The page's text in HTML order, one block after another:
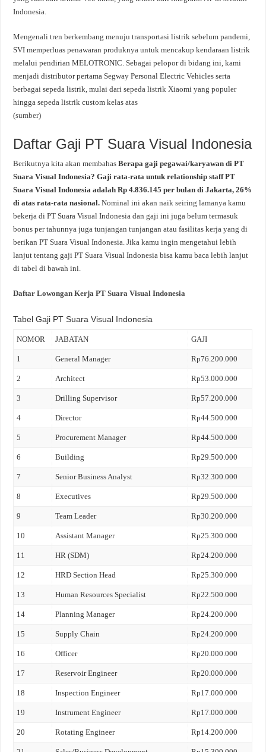
Indonesia.
Mengenali tren berkembang menuju transportasi listrik sebelum pandemi,
SVI memperluas penawaran produknya untuk mencakup kendaraan listrik
melalui pendirian MELOTRONIC. Sebagai pelopor di bidang ini, kami
menjadi distributor pertama Segway Personal Electric Vehicles serta
berbagai sepeda listrik, mulai dari sepeda listrik Xiaomi yang populer
hingga sepeda listrik custom kelas atas
(sumber)
Daftar Gaji PT Suara Visual Indonesia
Berikutnya kita akan membahasBerapa gaji pegawai/karyawan di PT
Suara Visual Indonesia? Gaji rata-rata untuk relationship staff PT
Suara Visual Indonesia adalah Rp 4.836.145 per bulan di Jakarta, 26%
di atas rata-rata nasional.Nominal ini akan naik seiring lamanya kamu
bekerja di PT Suara Visual Indonesia dan gaji ini juga belum termasuk
bonus per tahunnya juga tunjangan tunjangan atau fasilitas kerja yang di
berikan PT Suara Visual Indonesia. Jika kamu ingin mengetahui lebih
lanjut tentang gaji PT Suara Visual Indonesia bisa kamu baca lebih lanjut
di tabel di bawah ini.
Daftar Lowongan Kerja PT Suara Visual Indonesia
Tabel Gaji PT Suara Visual Indonesia
NOMOR JABATAN GAJI
1 General Manager Rp76.200.000
2 Architect Rp53.000.000
3 Drilling Supervisor Rp57.200.000
4 Director Rp44.500.000
5 Procurement Manager Rp44.500.000
6 Building Rp29.500.000
7 Senior Business Analyst Rp32.300.000
8 Executives Rp29.500.000
9 Team Leader Rp30.200.000
10 Assistant Manager Rp25.300.000
11 HR (SDM) Rp24.200.000
12 HRD Section Head Rp25.300.000
13 Human Resources Specialist Rp22.500.000
14 Planning Manager Rp24.200.000
15 Supply Chain Rp24.200.000
16 Officer Rp20.000.000
17 Reservoir Engineer Rp20.000.000
18 Inspection Engineer Rp17.000.000
19 Instrument Engineer Rp17.000.000
20 Rotating Engineer Rp14.200.000